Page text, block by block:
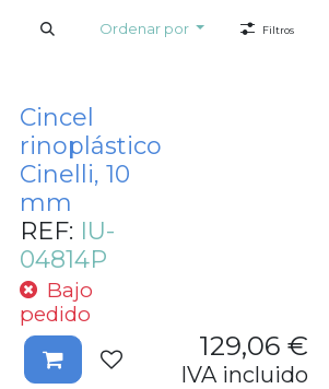
Ordenar por Filtros
Cincel
rinoplástico
Cinelli, 10
mm
REF: IU-
04814P
Bajo
pedido
129,06 €
IVA incluido